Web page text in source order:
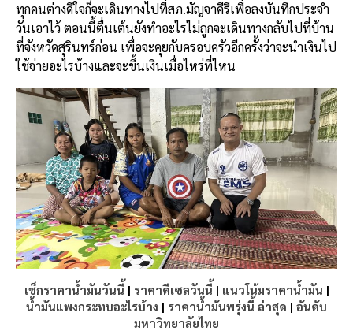
ทุกคนต่างดีใจก็จะเดินทางไปที่สภ.มัญจาคีรีเพื่อลงบันทึกประจำ
วันเอาไว้ ตอนนี้ตื่นเต้นยังทำอะไรไม่ถูกจะเดินทางกลับไปที่บ้าน
ที่จังหวัดสุรินทร์ก่อน เพื่อจะคุยกับครอบครัวอีกครั้งว่าจะนำเงินไป
ใช้จ่ายอะไรบ้างและจะขึ้นเงินเมื่อไหร่ที่ไหน
เช็กราคาน้ำมันวันนี้ | ราคาดีเซลวันนี้ | แนวโน้มราคาน้ำมัน |
น้ำมันแพงกระทบอะไรบ้าง | ราคาน้ำมันพรุ่งนี้ ล่าสุด | อันดับ
มหาวิทยาลัยไทย